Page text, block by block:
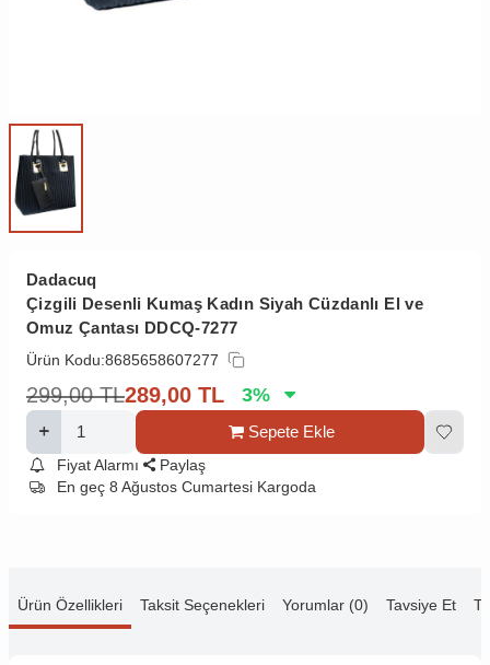
Dadacuq
Çizgili Desenli Kumaş Kadın Siyah Cüzdanlı El ve
Omuz Çantası DDCQ-7277
Ürün Kodu:8685658607277
299,00 TL289,00 TL 3%
Sepete Ekle
Fiyat Alarmı
Paylaş
En geç 8 Ağustos Cumartesi Kargoda
Ürün Özellikleri Taksit Seçenekleri Yorumlar (0) Tavsiye Et